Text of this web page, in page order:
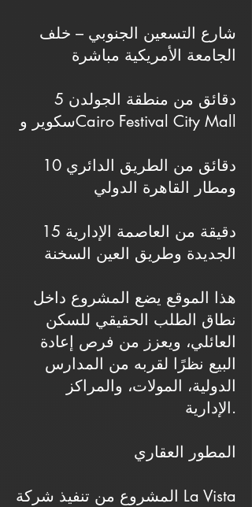
شارع التسعين الجنوبي – خلف
الجامعة الأمريكية مباشرة
5 دقائق من منطقة الجولدن
سكوير وCairo Festival City Mall
10 دقائق من الطريق الدائري
ومطار القاهرة الدولي
15 دقيقة من العاصمة الإدارية
الجديدة وطريق العين السخنة
هذا الموقع يضع المشروع داخل
نطاق الطلب الحقيقي للسكن
العائلي، ويعزز من فرص إعادة
البيع نظرًا لقربه من المدارس
الدولية، المولات، والمراكز
الإدارية.
المطور العقاري
المشروع من تنفيذ شركة La Vista